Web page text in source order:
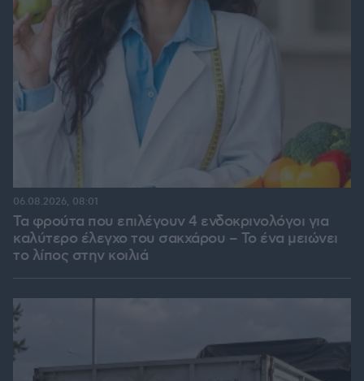
Τα φρούτα που επιλέγουν 4 ενδοκρινολόγοι για
καλύτερο έλεγχο του σακχάρου – Το ένα μειώνει
το λίπος στην κοιλιά
06.08.2026, 08:01